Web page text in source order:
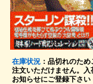
在庫状況：品切れのため
注文いただけません。入
お知らせにご登録下さい